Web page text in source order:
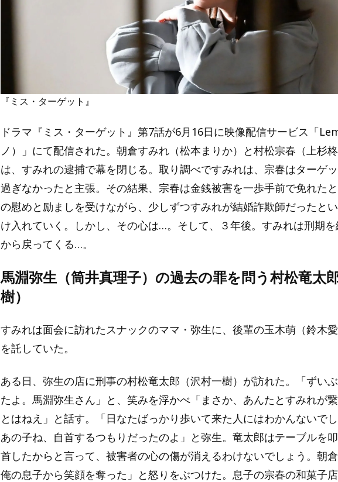
『ミス・ターゲット』
ドラマ『ミス・ターゲット』第7話が6月16日に映像配信サービス「
ノ）」にて配信された。朝倉すみれ（松本まりか）と村松宗春（上杉
は、すみれの逮捕で幕を閉じる。取り調べですみれは、宗春はターゲ
過ぎなかったと主張。その結果、宗春は金銭被害を一歩手前で免れた
の慰めと励ましを受けながら、少しずつすみれが結婚詐欺師だったと
け入れていく。しかし、その心は…。そして、３年後。すみれは刑期
から戻ってくる…。
馬淵弥生（筒井真理子）の過去の罪を問う村松竜太
樹）
すみれは面会に訪れたスナックのママ・弥生に、後輩の玉木萌（鈴木
を託していた。
ある日、弥生の店に刑事の村松竜太郎（沢村一樹）が訪れた。「ずい
たよ。馬淵弥生さん」と、笑みを浮かべ「まさか、あんたとすみれが
とはねえ」と話す。「日なたばっかり歩いて来た人にはわかんないでし
あの子ね、自首するつもりだったのよ」と弥生。竜太郎はテーブルを
首したからと言って、被害者の心の傷が消えるわけないでしょう。朝倉
俺の息子から笑顔を奪った」と怒りをぶつけた。息子の宗春の和菓子